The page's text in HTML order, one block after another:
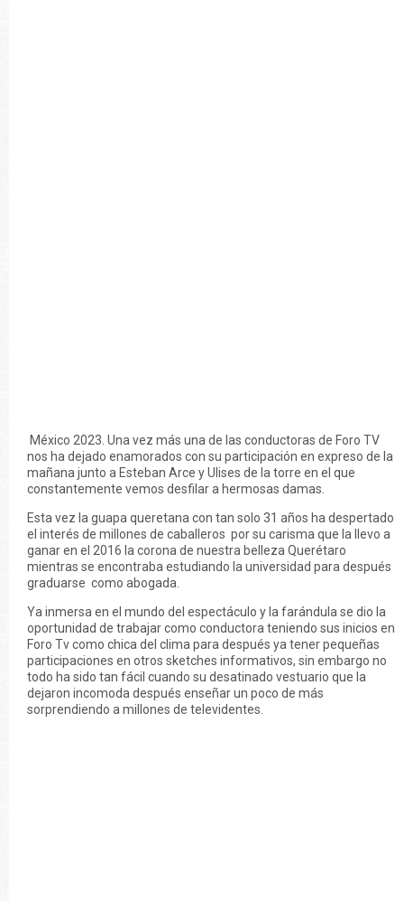
México 2023. Una vez más una de las conductoras de Foro TV
nos ha dejado enamorados con su participación en expreso de la
mañana junto a Esteban Arce y Ulises de la torre en el que
constantemente vemos desfilar a hermosas damas.
Esta vez la guapa queretana con tan solo 31 años ha despertado
el interés de millones de caballeros por su carisma que la llevo a
ganar en el 2016 la corona de nuestra belleza Querétaro
mientras se encontraba estudiando la universidad para después
graduarse como abogada.
Ya inmersa en el mundo del espectáculo y la farándula se dio la
oportunidad de trabajar como conductora teniendo sus inicios en
Foro Tv como chica del clima para después ya tener pequeñas
participaciones en otros sketches informativos, sin embargo no
todo ha sido tan fácil cuando su desatinado vestuario que la
dejaron incomoda después enseñar un poco de más
sorprendiendo a millones de televidentes.